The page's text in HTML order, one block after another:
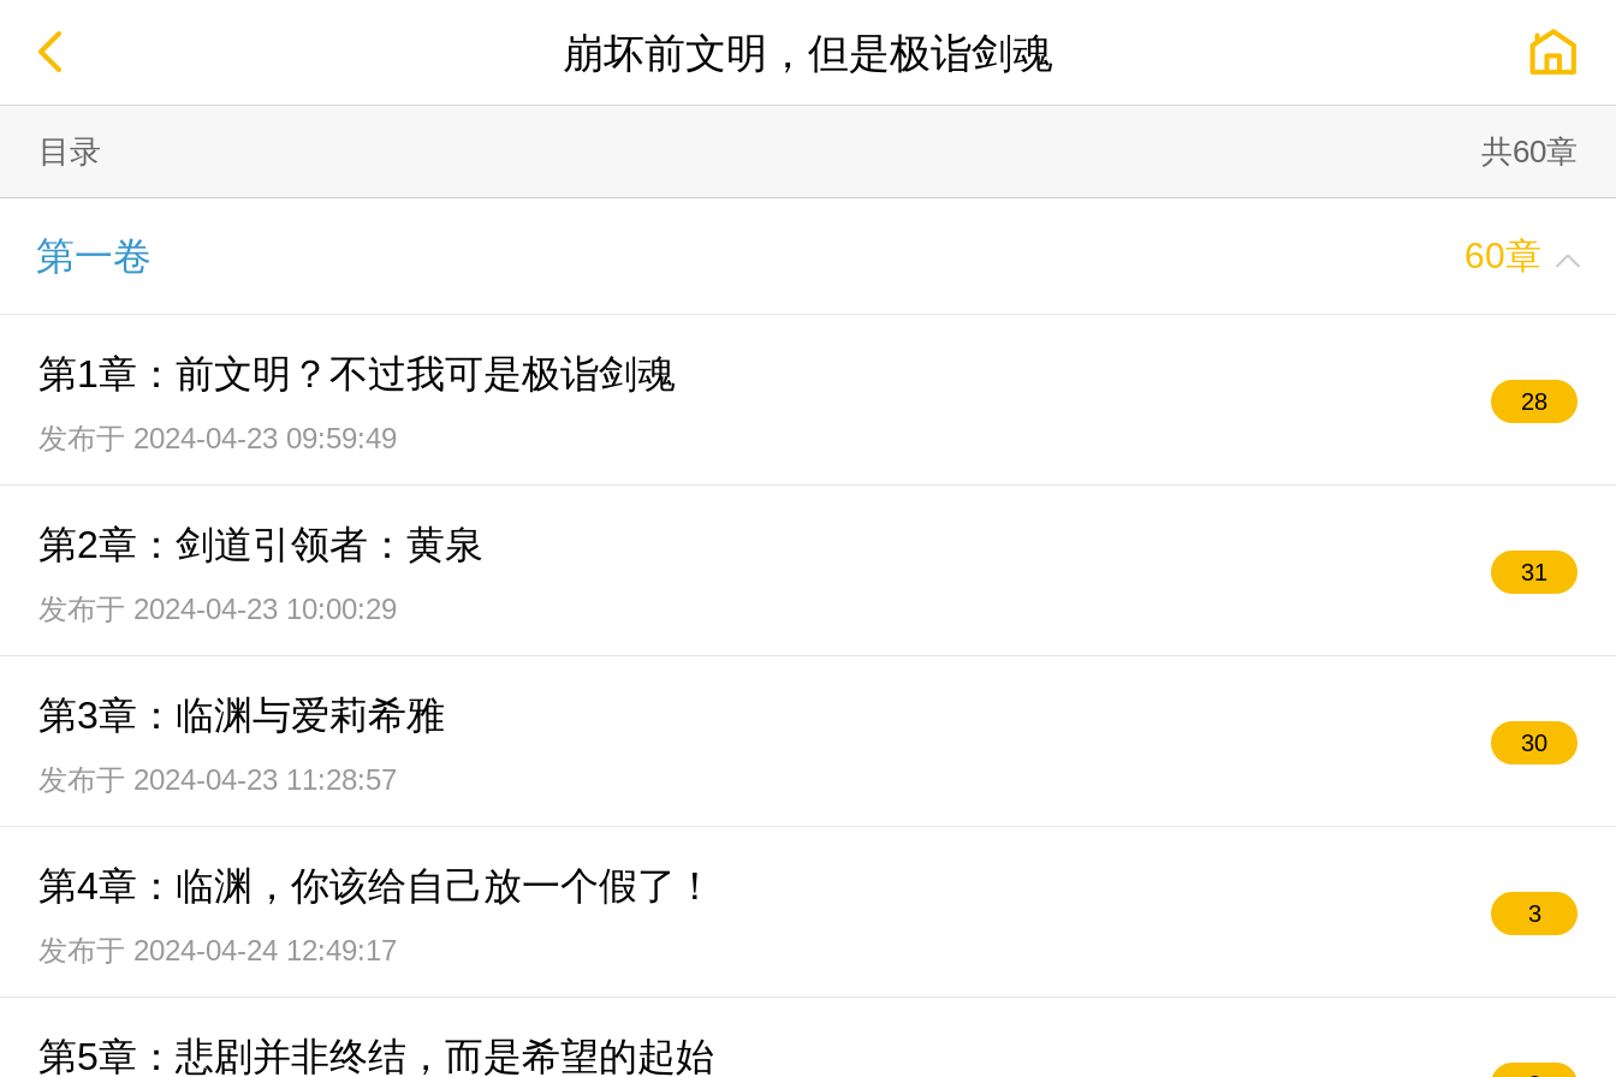
崩坏前文明，但是极诣剑魂
目录 共60章
第一卷 60章
第1章：前文明？不过我可是极诣剑魂
发布于 2024-04-23 09:59:49
28
第2章：剑道引领者：黄泉
发布于 2024-04-23 10:00:29
31
第3章：临渊与爱莉希雅
发布于 2024-04-23 11:28:57
30
第4章：临渊，你该给自己放一个假了！
发布于 2024-04-24 12:49:17
3
第5章：悲剧并非终结，而是希望的起始